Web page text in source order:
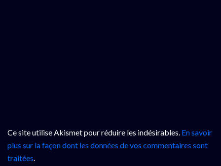
Ce site utilise Akismet pour réduire les indésirables. En savoir
plus sur la façon dont les données de vos commentaires sont
traitées.